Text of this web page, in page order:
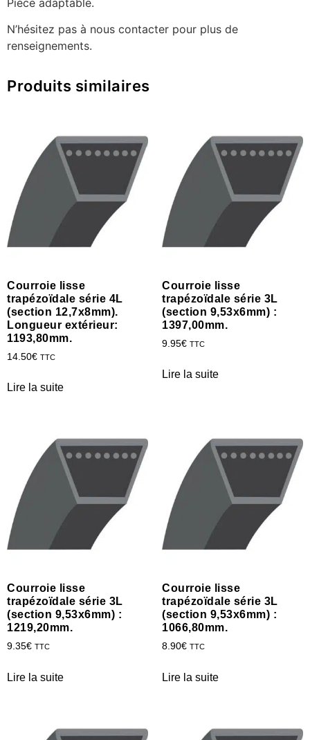
N’hésitez pas à nous contacter pour plus de
renseignements.
Produits similaires
Courroie lisse
trapézoïdale série 4L
(section 12,7x8mm).
Longueur extérieur:
1193,80mm.
14.50€ TTC
Lire la suite
Courroie lisse
trapézoïdale série 3L
(section 9,53x6mm) :
1397,00mm.
9.95€ TTC
Lire la suite
Courroie lisse
trapézoïdale série 3L
(section 9,53x6mm) :
1219,20mm.
9.35€ TTC
Lire la suite
Courroie lisse
trapézoïdale série 3L
(section 9,53x6mm) :
1066,80mm.
8.90€ TTC
Lire la suite